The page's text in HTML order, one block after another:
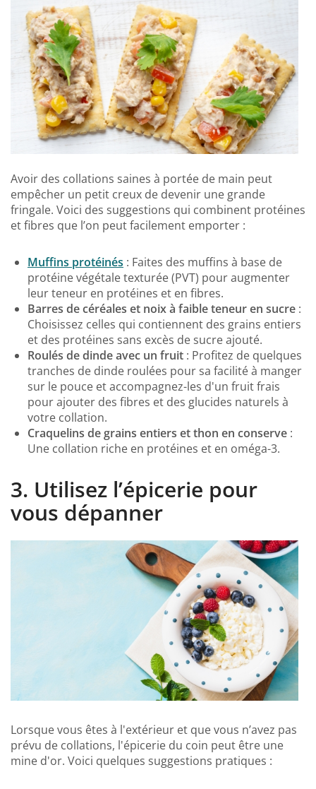
Avoir des collations saines à portée de main peut
empêcher un petit creux de devenir une grande
fringale. Voici des suggestions qui combinent protéines
et fibres que l’on peut facilement emporter :
Muffins protéinés : Faites des muffins à base de
protéine végétale texturée (PVT) pour augmenter
leur teneur en protéines et en fibres.
Barres de céréales et noix à faible teneur en sucre :
Choisissez celles qui contiennent des grains entiers
et des protéines sans excès de sucre ajouté.
Roulés de dinde avec un fruit : Profitez de quelques
tranches de dinde roulées pour sa facilité à manger
sur le pouce et accompagnez-les d'un fruit frais
pour ajouter des fibres et des glucides naturels à
votre collation.
Craquelins de grains entiers et thon en conserve :
Une collation riche en protéines et en oméga-3.
3. Utilisez l’épicerie pour
vous dépanner
Lorsque vous êtes à l'extérieur et que vous n’avez pas
prévu de collations, l'épicerie du coin peut être une
mine d'or. Voici quelques suggestions pratiques :